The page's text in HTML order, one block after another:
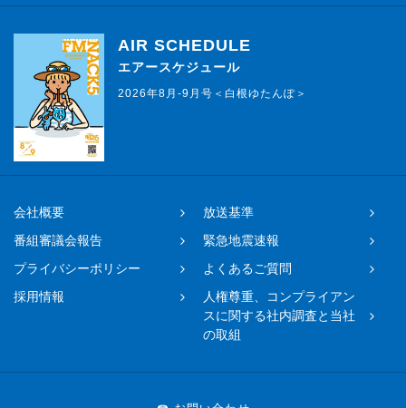
AIR SCHEDULE
エアースケジュール
2026年8月-9月号＜白根ゆたんぽ＞
会社概要
放送基準
番組審議会報告
緊急地震速報
プライバシーポリシー
よくあるご質問
採用情報
人権尊重、コンプライアン
スに関する社内調査と当社
の取組